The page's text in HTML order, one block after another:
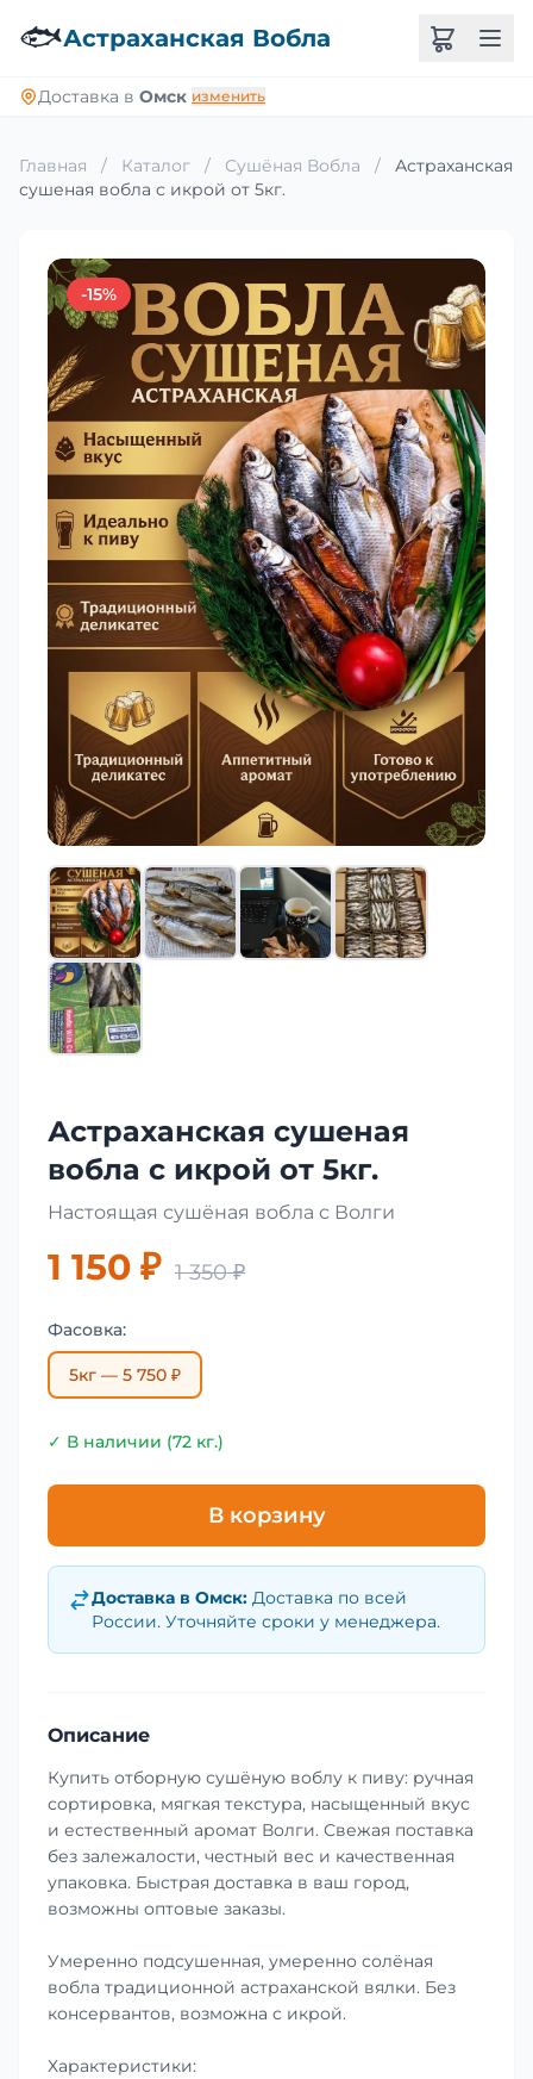
🐟Астраханская Вобла
Доставка в Омск изменить
Главная / Каталог / Сушёная Вобла /
Астраханская
сушеная вобла с икрой от 5кг.
-15%
Астраханская сушеная
вобла с икрой от 5кг.
Настоящая сушёная вобла с Волги
1 150 ₽ 1 350 ₽
Фасовка:
5кг — 5 750 ₽
✓ В наличии (72 кг.)
В корзину
Доставка в Омск: Доставка по всей
России. Уточняйте сроки у менеджера.
Описание
Купить отборную сушёную воблу к пиву: ручная
сортировка, мягкая текстура, насыщенный вкус
и естественный аромат Волги. Свежая поставка
без залежалости, честный вес и качественная
упаковка. Быстрая доставка в ваш город,
возможны оптовые заказы.
Умеренно подсушенная, умеренно солёная
вобла традиционной астраханской вялки. Без
консервантов, возможна с икрой.
Характеристики: